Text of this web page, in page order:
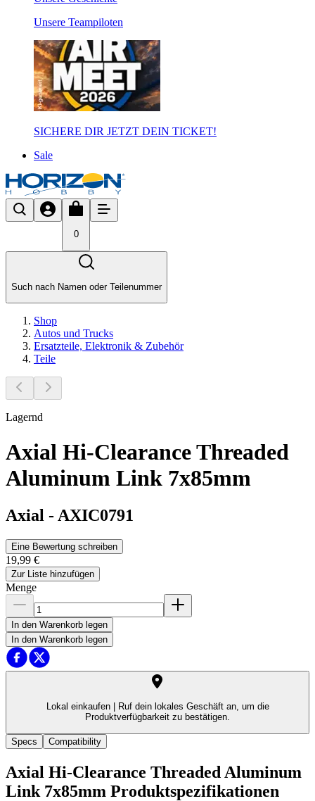
Unsere Teampiloten
SICHERE DIR JETZT DEIN TICKET!
Sale
0
Such nach Namen oder Teilenummer
Shop
Autos und Trucks
Ersatzteile, Elektronik & Zubehör
Teile
Lagernd
Axial Hi-Clearance Threaded
Aluminum Link 7x85mm
Axial - AXIC0791
Eine Bewertung schreiben
19,99 €
Zur Liste hinzufügen
Menge
In den Warenkorb legen
In den Warenkorb legen
Lokal einkaufen |
Ruf dein lokales Geschäft an, um die
Produktverfügbarkeit zu bestätigen.
Specs Compatibility
Axial Hi-Clearance Threaded Aluminum
Link 7x85mm Produktspezifikationen